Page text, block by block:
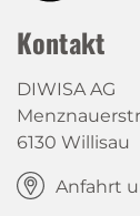
Kontakt
DIWISA AG
6130 Willisau
Anfahrt